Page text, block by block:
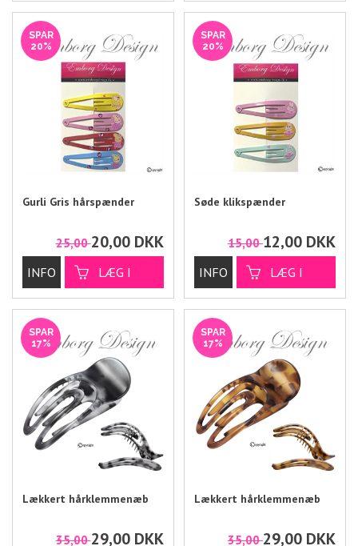
SPAR
20%
Gurli Gris hårspænder
25,0020,00 DKK
SPAR
20%
Søde klikspænder
15,0012,00 DKK
SPAR
17%
Lækkert hårklemmenæb
35,0029,00 DKK
SPAR
17%
Lækkert hårklemmenæb
35,0029,00 DKK